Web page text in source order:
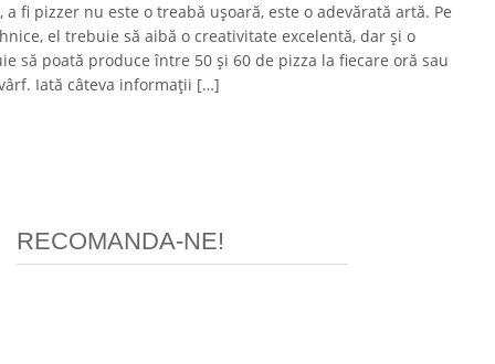
fi pizzer nu este o treabă ușoară, este o adevărată artă. Pe
el trebuie să aibă o creativitate excelentă, dar și o
să poată produce între 50 și 60 de pizza la fiecare oră sau
Iată câteva informații […]
RECOMANDA-NE!